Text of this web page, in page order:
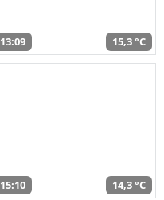
13:09 15,3 °C
15:10 14,3 °C